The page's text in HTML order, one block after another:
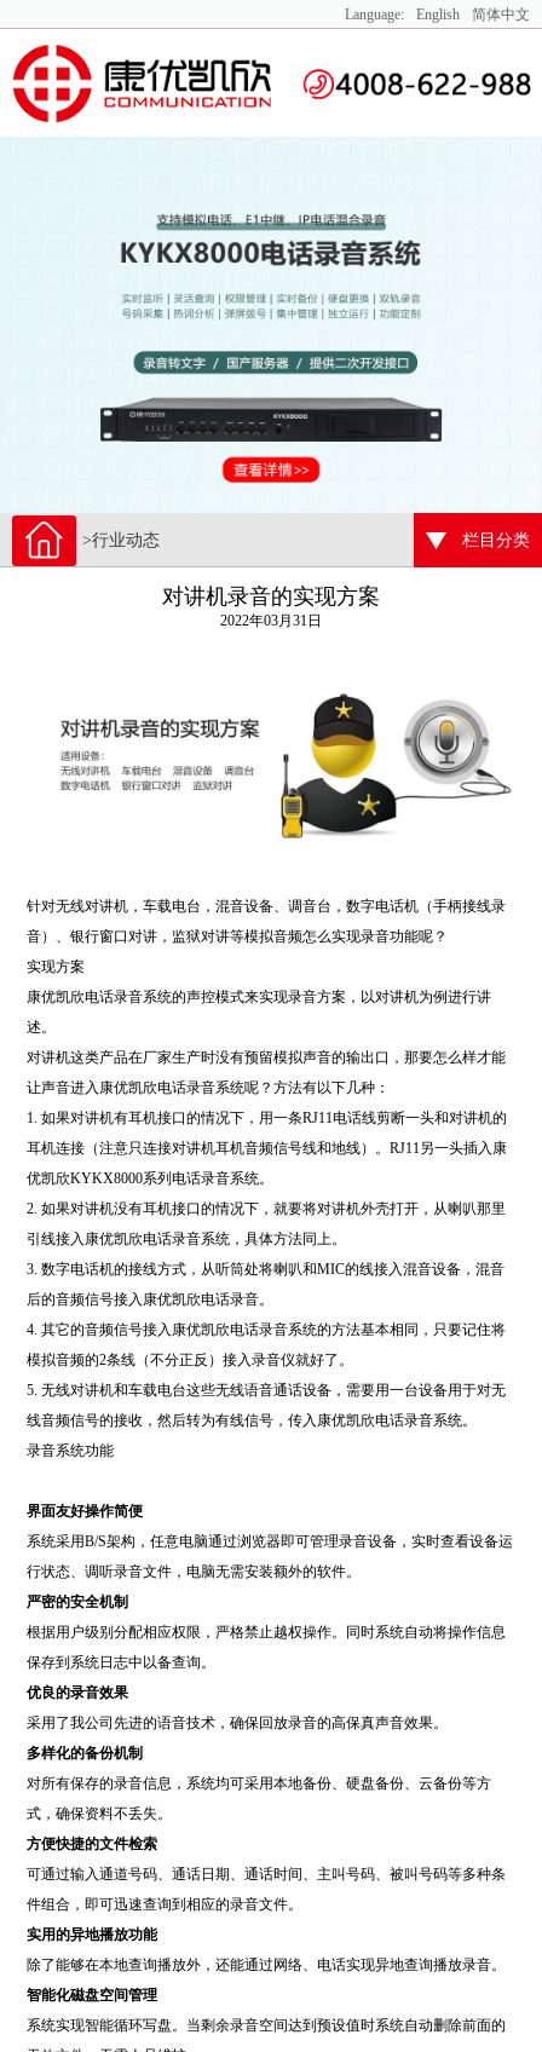
Language: English 简体中文
>行业动态 栏目分类
对讲机录音的实现方案
2022年03月31日
针对无线对讲机，车载电台，混音设备、调音台，数字电话机（手柄接线录
音）、银行窗口对讲，监狱对讲等模拟音频怎么实现录音功能呢？
实现方案
康优凯欣电话录音系统的声控模式来实现录音方案，以对讲机为例进行讲
述。
对讲机这类产品在厂家生产时没有预留模拟声音的输出口，那要怎么样才能
让声音进入康优凯欣电话录音系统呢？方法有以下几种：
1. 如果对讲机有耳机接口的情况下，用一条RJ11电话线剪断一头和对讲机的
耳机连接（注意只连接对讲机耳机音频信号线和地线）。RJ11另一头插入康
优凯欣KYKX8000系列电话录音系统。
2. 如果对讲机没有耳机接口的情况下，就要将对讲机外壳打开，从喇叭那里
引线接入康优凯欣电话录音系统，具体方法同上。
3. 数字电话机的接线方式，从听筒处将喇叭和MIC的线接入混音设备，混音
后的音频信号接入康优凯欣电话录音。
4. 其它的音频信号接入康优凯欣电话录音系统的方法基本相同，只要记住将
模拟音频的2条线（不分正反）接入录音仪就好了。
5. 无线对讲机和车载电台这些无线语音通话设备，需要用一台设备用于对无
线音频信号的接收，然后转为有线信号，传入康优凯欣电话录音系统。
录音系统功能
界面友好操作简便
系统采用B/S架构，任意电脑通过浏览器即可管理录音设备，实时查看设备运
行状态、调听录音文件，电脑无需安装额外的软件。
严密的安全机制
根据用户级别分配相应权限，严格禁止越权操作。同时系统自动将操作信息
保存到系统日志中以备查询。
优良的录音效果
采用了我公司先进的语音技术，确保回放录音的高保真声音效果。
多样化的备份机制
对所有保存的录音信息，系统均可采用本地备份、硬盘备份、云备份等方
式，确保资料不丢失。
方便快捷的文件检索
可通过输入通道号码、通话日期、通话时间、主叫号码、被叫号码等多种条
件组合，即可迅速查询到相应的录音文件。
实用的异地播放功能
除了能够在本地查询播放外，还能通过网络、电话实现异地查询播放录音。
智能化磁盘空间管理
系统实现智能循环写盘。当剩余录音空间达到预设值时系统自动删除前面的